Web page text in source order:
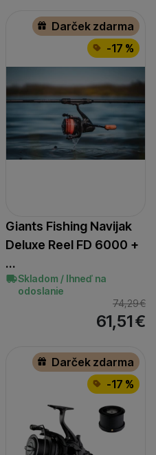
Darček zdarma
-17 %
Giants Fishing Navijak
Deluxe Reel FD 6000 +
…
Skladom / Ihneď na
odoslanie
74,29€
61,51€
Darček zdarma
-17 %